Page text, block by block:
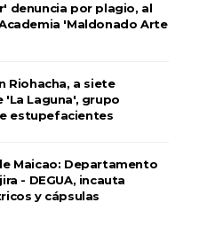
denuncia por plagio, al
'Maldonado Arte
Riohacha, a siete
'La Laguna', grupo
estupefacientes
Maicao: Departamento
- DEGUA, incauta
y cápsulas